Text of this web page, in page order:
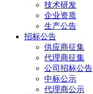
技术研发
企业资质
生产公告
招标公告
供应商征集
代理商征集
公司招标公告
中标公示
代理商公示